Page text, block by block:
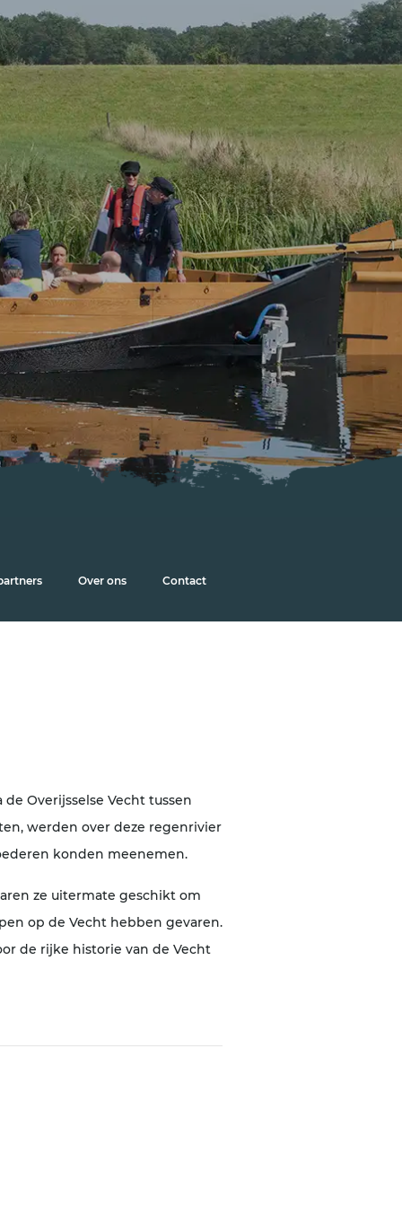
Over ons Contact
Overijsselse Vecht tussen
werden over deze regenrivier
konden meenemen.
ze uitermate geschikt om
op de Vecht hebben gevaren.
de rijke historie van de Vecht